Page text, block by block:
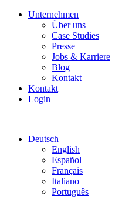
Unternehmen
Über uns
Case Studies
Presse
Jobs & Karriere
Blog
Kontakt
Kontakt
Login
Deutsch
English
Español
Français
Italiano
Português